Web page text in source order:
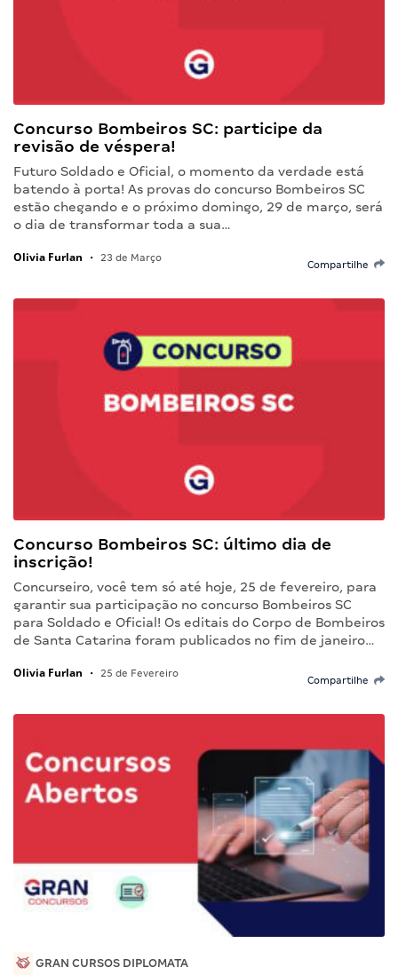
Concurso Bombeiros SC: participe da
revisão de véspera!
Futuro Soldado e Oficial, o momento da verdade está
batendo à porta! As provas do concurso Bombeiros SC
estão chegando e o próximo domingo, 29 de março, será
o dia de transformar toda a sua…
Olivia Furlan • 23 de Março
Compartilhe
Concurso Bombeiros SC: último dia de
inscrição!
Concurseiro, você tem só até hoje, 25 de fevereiro, para
garantir sua participação no concurso Bombeiros SC
para Soldado e Oficial! Os editais do Corpo de Bombeiros
de Santa Catarina foram publicados no fim de janeiro…
Olivia Furlan • 25 de Fevereiro
Compartilhe
GRAN CURSOS DIPLOMATA